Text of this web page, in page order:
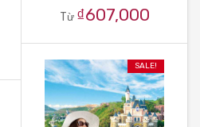
Từ ₫607,000
SALE!